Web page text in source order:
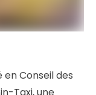
Conseil des